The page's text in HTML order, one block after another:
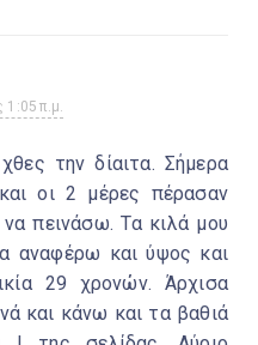
1:05 π.μ.
την δίαιτα. Σήμερα
οι 2 μέρες πέρασαν
πεινάσω. Τα κιλά μου
αναφέρω και ύψος και
29 χρονών. Άρχισα
και κάνω και τα βαθιά